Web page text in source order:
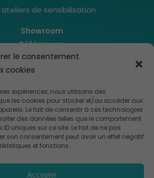
le consentement
cookies
expériences, nous utilisons des
les cookies pour stocker et/ou accéder aux
Le fait de consentir à ces technologies
des données telles que le comportement
uniques sur ce site. Le fait de ne pas
son consentement peut avoir un effet négatif
et fonctions.
Accepter
ateliers de sensibilisation
Showroom
Références
Actualités
Contact
de confidentialité
Mentions légales